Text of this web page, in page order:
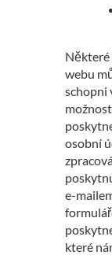
Některé
webu
schopni
osobní
e-
které